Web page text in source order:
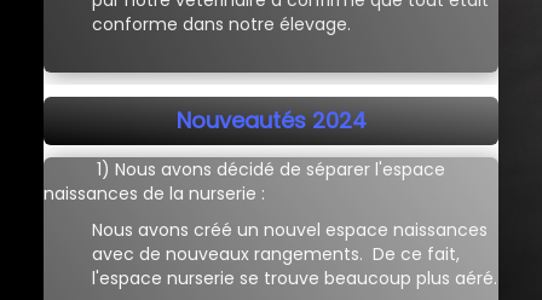
conforme dans notre élevage.
Nouveautés 2024
1) Nous avons décidé de séparer l'espace
naissances de la nurserie :
Nous avons créé un nouvel espace naissances
avec de nouveaux rangements. De ce fait,
l'espace nurserie se trouve beaucoup plus aéré.